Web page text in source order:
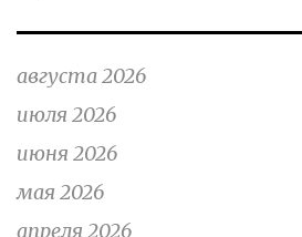
августа 2026
июля 2026
июня 2026
мая 2026
апреля 2026